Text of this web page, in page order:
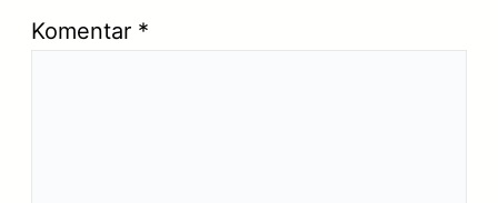
Komentar *